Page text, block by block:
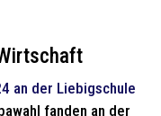
an der Liebigschule
fanden an der